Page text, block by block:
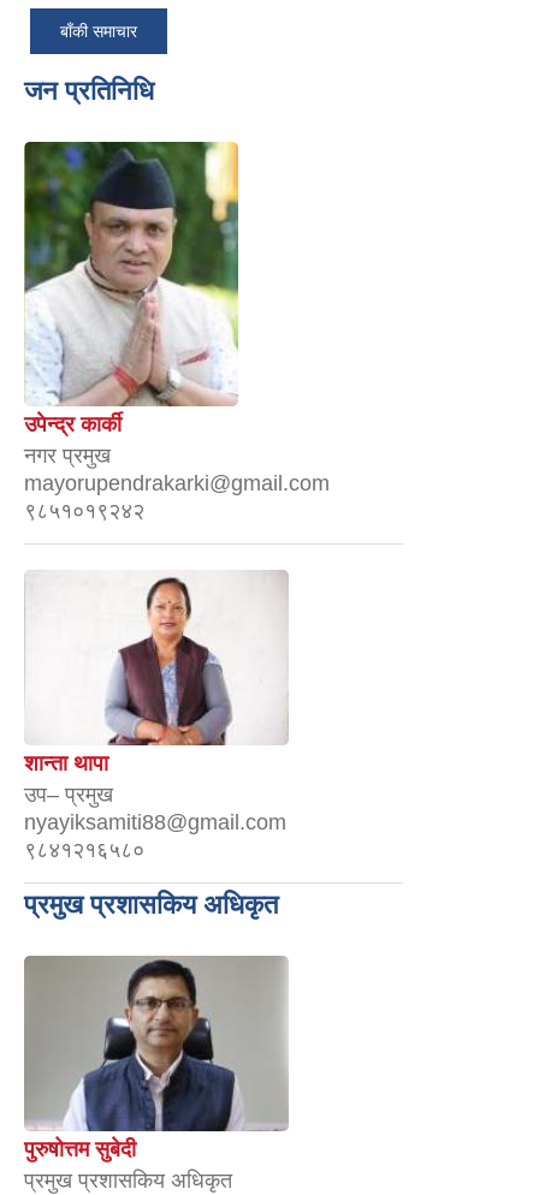
बाँकी समाचार
जन प्रतिनिधि
उपेन्द्र कार्की
नगर प्रमुख
mayorupendrakarki@gmail.com
९८५१०१९२४२
शान्ता थापा
उप– प्रमुख
nyayiksamiti88@gmail.com
९८४१२१६५८०
प्रमुख प्रशासकिय अधिकृत
पुरुषोत्तम सुबेदी
प्रमुख प्रशासकिय अधिकृत